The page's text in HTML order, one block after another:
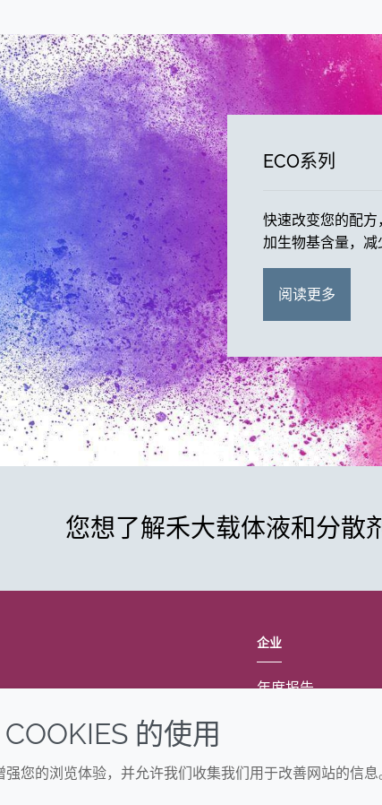
ECO系列
快速改变您的配
加生物基含量，减
阅读更多
您想了解禾大载体液和分散
企业
年度报告
的使用
您的浏览体验，并允许我们收集我们用于改善网站的信息